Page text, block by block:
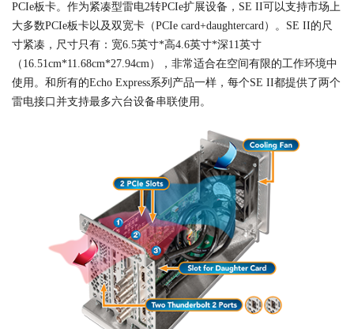
PCIe板卡。作为紧凑型雷电2转PCIe扩展设备，SE II可以支持市场上
大多数PCIe板卡以及双宽卡（PCIe card+daughtercard）。SE II的尺
寸紧凑，尺寸只有：宽6.5英寸*高4.6英寸*深11英寸
（16.51cm*11.68cm*27.94cm），非常适合在空间有限的工作环境中
使用。和所有的Echo Express系列产品一样，每个SE II都提供了两个
雷电接口并支持最多六台设备串联使用。